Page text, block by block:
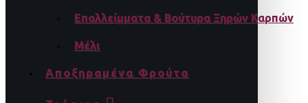
Επαλλείμματα & Βούτυρα Ξηρών Καρπών
Μέλι
Αποξηραμένα Φρούτα